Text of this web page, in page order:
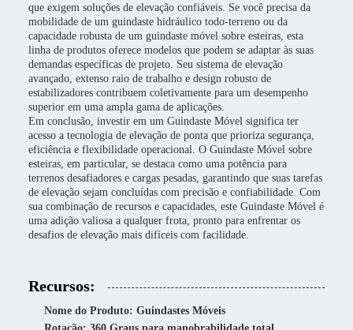
que exigem soluções de elevação confiáveis. Se você precisa da
mobilidade de um guindaste hidráulico todo-terreno ou da
capacidade robusta de um guindaste móvel sobre esteiras, esta
linha de produtos oferece modelos que podem se adaptar às suas
demandas específicas de projeto. Seu sistema de elevação
avançado, extenso raio de trabalho e design robusto de
estabilizadores contribuem coletivamente para um desempenho
superior em uma ampla gama de aplicações.
Em conclusão, investir em um Guindaste Móvel significa ter
acesso a tecnologia de elevação de ponta que prioriza segurança,
eficiência e flexibilidade operacional. O Guindaste Móvel sobre
esteiras, em particular, se destaca como uma potência para
terrenos desafiadores e cargas pesadas, garantindo que suas tarefas
de elevação sejam concluídas com precisão e confiabilidade. Com
sua combinação de recursos e capacidades, este Guindaste Móvel é
uma adição valiosa a qualquer frota, pronto para enfrentar os
desafios de elevação mais difíceis com facilidade.
Recursos:
Nome do Produto: Guindastes Móveis